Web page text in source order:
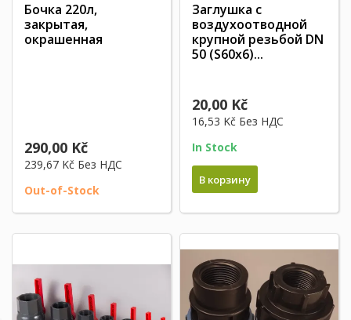
Бочка 220л,
закрытая,
окрашенная
290,00 Kč
239,67 Kč Без НДС
Out-of-Stock
Заглушка с
воздухоотводной
крупной резьбой DN
50 (S60x6)...
20,00 Kč
16,53 Kč Без НДС
In Stock
В корзину